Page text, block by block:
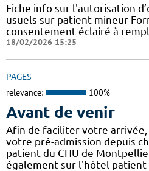
Fiche info sur l'autorisation
usuels sur patient mineur
consentement éclairé à
18/02/2026 15:25
PAGES
relevance: 100%
Avant de venir
Afin de faciliter votre
votre pré-admission depuis
patient du CHU de
également sur l'hôtel patient